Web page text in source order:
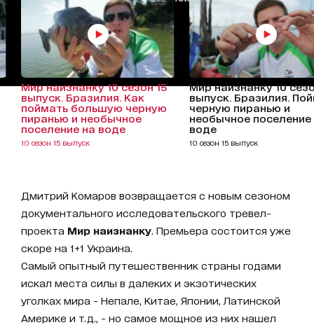
Мир наизнанку 10 сезон 15
выпуск. Бразилия. Как
поймать большую черную
пиранью и необычное
поселение на воде
10 сезон 15 выпуск
Мир наизнанку 10
выпуск. Бразилия.
черную пиранью и
необычное поселение
воде
10 сезон 15 выпуск
Дмитрий Комаров возвращается с новым сезоном
документального исследовательского тревел-
проекта Мир наизнанку . Премьера состоится уже
скоре на 1+1 Украина.
Самый опытный путешественник страны годами
искал места силы в далеких и экзотических
уголках мира - Непале, Китае, Японии, Латинской
Америке и т.д., - но самое мощное из них нашел